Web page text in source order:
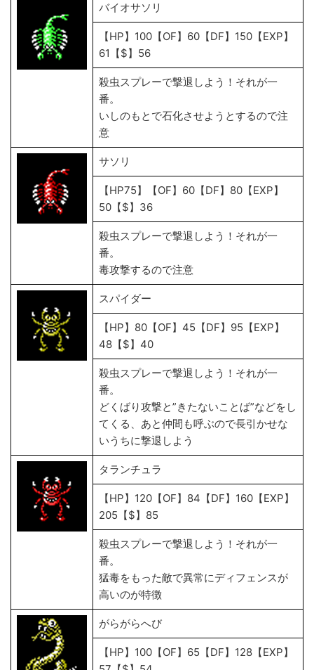
バイオサソリ
【HP】100【OF】60【DF】150【EXP】
61【$】56
殺虫スプレーで撃退しよう！それが一
番。
いしのもとで石化させようとするので注
意
サソリ
【HP75】【OF】60【DF】80【EXP】
50【$】36
殺虫スプレーで撃退しよう！それが一
番。
毒攻撃するので注意
スパイダー
【HP】80【OF】45【DF】95【EXP】
48【$】40
殺虫スプレーで撃退しよう！それが一
番。
どくばり攻撃と”きたないことば”などをし
てくる、あと仲間も呼ぶので長引かせな
いうちに撃退しよう
タランチュラ
【HP】120【OF】84【DF】160【EXP】
205【$】85
殺虫スプレーで撃退しよう！それが一
番。
猛毒をもった敵で異常にディフェンスが
高いのが特徴
がらがらへび
【HP】100【OF】65【DF】128【EXP】